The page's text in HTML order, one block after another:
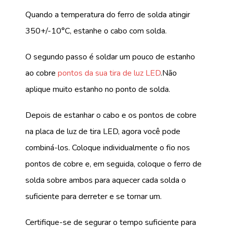
Quando a temperatura do ferro de solda atingir
350+/-10°C, estanhe o cabo com solda.
O segundo passo é soldar um pouco de estanho
ao cobre pontos da sua tira de luz LED.Não
aplique muito estanho no ponto de solda.
Depois de estanhar o cabo e os pontos de cobre
na placa de luz de tira LED, agora você pode
combiná-los. Coloque individualmente o fio nos
pontos de cobre e, em seguida, coloque o ferro de
solda sobre ambos para aquecer cada solda o
suficiente para derreter e se tornar um.
Certifique-se de segurar o tempo suficiente para